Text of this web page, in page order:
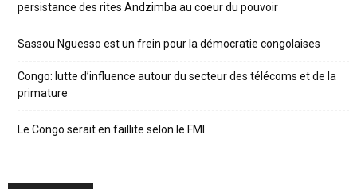
persistance des rites Andzimba au coeur du pouvoir
Sassou Nguesso est un frein pour la démocratie congolaises
Congo: lutte d’influence autour du secteur des télécoms et de la
primature
Le Congo serait en faillite selon le FMI